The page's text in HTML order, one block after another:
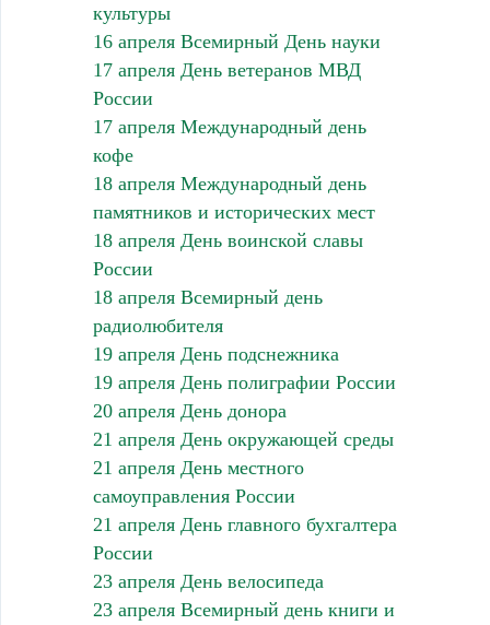
культуры
16 апреля Всемирный День науки
17 апреля День ветеранов МВД
России
17 апреля Международный день
кофе
18 апреля Международный день
памятников и исторических мест
18 апреля День воинской славы
России
18 апреля Всемирный день
радиолюбителя
19 апреля День подснежника
19 апреля День полиграфии России
20 апреля День донора
21 апреля День окружающей среды
21 апреля День местного
самоуправления России
21 апреля День главного бухгалтера
России
23 апреля День велосипеда
23 апреля Всемирный день книги и